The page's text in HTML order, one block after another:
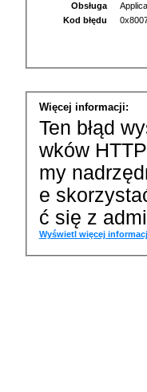
Obsługa
Kod błędu
Więcej informacji:
Ten błąd
wków
my
e
ć się z
Wyświetl więcej